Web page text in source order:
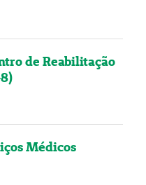
de Reabilitação
Médicos